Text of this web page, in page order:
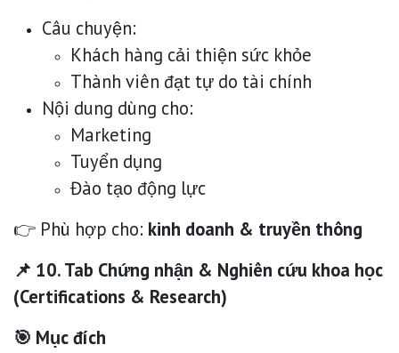
Câu chuyện:
Khách hàng cải thiện sức khỏe
Thành viên đạt tự do tài chính
Nội dung dùng cho:
Marketing
Tuyển dụng
Đào tạo động lực
👉 Phù hợp cho: kinh doanh & truyền thông
📌 10. Tab Chứng nhận & Nghiên cứu khoa học
(Certifications & Research)
🎯 Mục đích